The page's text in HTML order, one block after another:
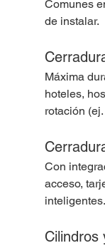
Comunes
de instalar.
Máxima
hoteles,
rotación
Con
acceso,
inteligentes.
Cilindros